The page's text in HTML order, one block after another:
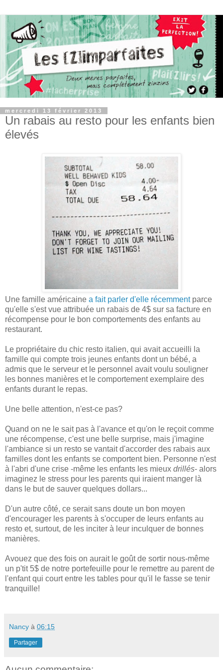
mercredi 13 février 2013
Un rabais au resto pour les enfants bien
élevés
Une famille américaine a fait parler d'elle récemmentparce
qu'elle s'est vue attribuée un rabais de 4$ sur sa facture en
récompense pour le bon comportements des enfants au
restaurant.
Le propriétaire du chic resto italien, qui avait accueilli la
famille qui compte trois jeunes enfants dont un bébé, a
admis que le serveur et le personnel avait voulu souligner
les bonnes manières et le comportement exemplaire des
enfants durant le repas.
Une belle attention, n'est-ce pas?
Quand on ne le sait pas à l'avance et qu'on le reçoit comme
une récompense, c'est une belle surprise, mais j'imagine
l'ambiance si un resto se vantait d'accorder des rabais aux
familles dont les enfants se comportent bien. Personne n'est
à l'abri d'une crise -même les enfants les mieux drillés- alors
imaginez le stress pour les parents qui iraient manger là
dans le but de sauver quelques dollars...
D'un autre côté, ce serait sans doute un bon moyen
d'encourager les parents à s'occuper de leurs enfants au
resto et, surtout, de les inciter à leur inculquer de bonnes
manières.
Avouez que des fois on aurait le goût de sortir nous-même
un p'tit 5$ de notre portefeuille pour le remettre au parent de
l'enfant qui court entre les tables pour qu'il le fasse se tenir
tranquille!
Nancy à 06:15
Partager